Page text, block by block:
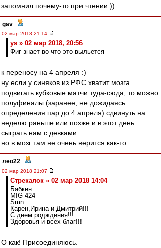
запомнил почему-то при чтении.))
gav -
02 мар 2018 21:14
ys » 02 мар 2018, 20:56
Фиг знает во что это выльется
к переносу на 4 апреля :)
ну если у синяков из РФС хватит мозга
подвигать кубковые матчи туда-сюда, то можно
полуфиналы (заранее, не дожидаясь
определения пар до 4 апреля) сдвинуть на
неделю раньше или позже и в этот день
сыграть нам с девками
но в мозг там не очень верится как-то
лео22 -
02 мар 2018 21:07
Стрекалок » 02 мар 2018 14:04
Бабкен
MIG 424
Smn
Карен,Ирина и Дмитрий!!!
С днем родждения!!!
Здоровья и всех благ!!!
О как! Присоединяюсь.